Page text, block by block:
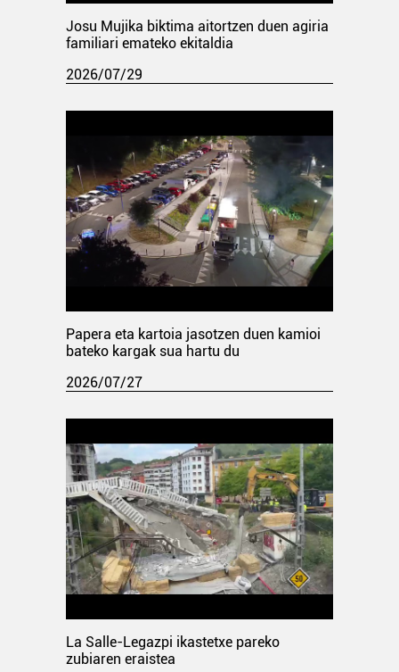
Josu Mujika biktima aitortzen duen agiria
familiari emateko ekitaldia
2026/07/29
Papera eta kartoia jasotzen duen kamioi
bateko kargak sua hartu du
2026/07/27
La Salle-Legazpi ikastetxe pareko
zubiaren eraistea